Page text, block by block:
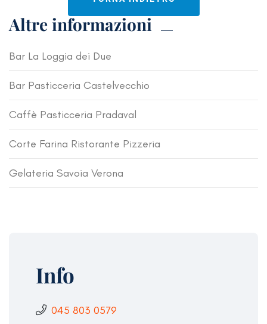
Altre informazioni
Bar La Loggia dei Due
Bar Pasticceria Castelvecchio
Caffè Pasticceria Pradaval
Corte Farina Ristorante Pizzeria
Gelateria Savoia Verona
Info
045 803 0579